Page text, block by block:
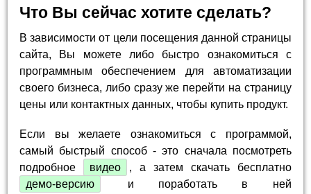
Что Вы сейчас хотите сделать?
В зависимости от цели посещения данной страницы
сайта, Вы можете либо быстро ознакомиться с
программным обеспечением для автоматизации
своего бизнеса, либо сразу же перейти на страницу
цены или контактных данных, чтобы купить продукт.
Если вы желаете ознакомиться с программой,
самый быстрый способ - это сначала посмотреть
подробное
видео
, а затем скачать бесплатно
демо-версию
и поработать в ней